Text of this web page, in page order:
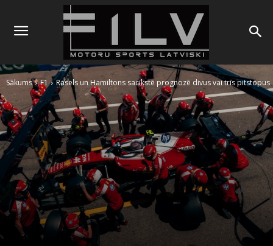
Sākums F1 Rasels un Hamiltons sacīkstē prognozē divus vai trīs pitstopus